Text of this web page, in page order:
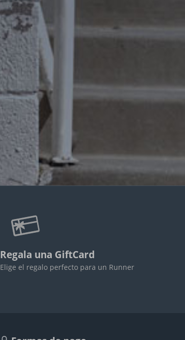
Regala una GiftCard
Elige el regalo perfecto para un Runner